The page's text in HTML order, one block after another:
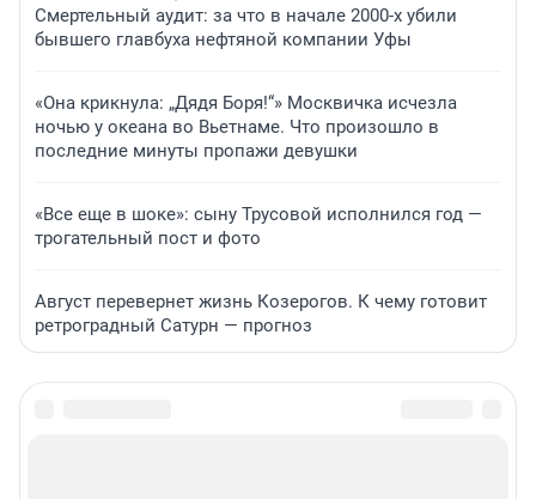
Смертельный аудит: за что в начале 2000-х убили
бывшего главбуха нефтяной компании Уфы
«Она крикнула: „Дядя Боря!“» Москвичка исчезла
ночью у океана во Вьетнаме. Что произошло в
последние минуты пропажи девушки
«Все еще в шоке»: сыну Трусовой исполнился год —
трогательный пост и фото
Август перевернет жизнь Козерогов. К чему готовит
ретроградный Сатурн — прогноз